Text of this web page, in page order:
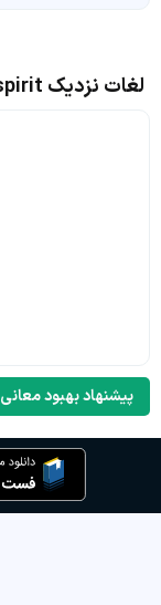
لغات نزدیک dispirit
پیشنهاد بهبود معانی